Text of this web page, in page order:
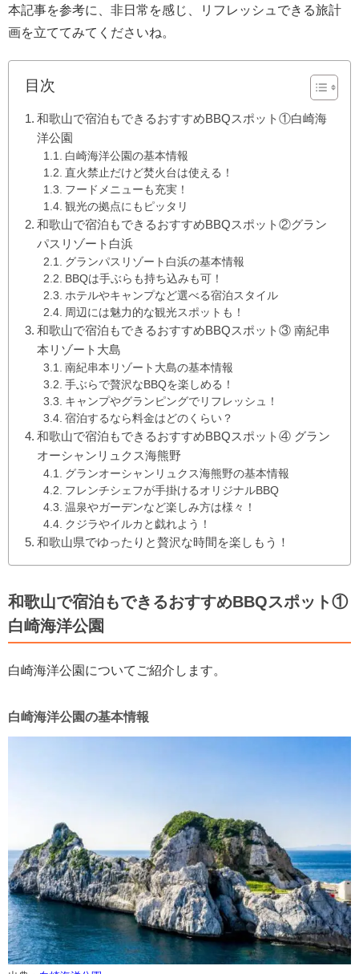
本記事を参考に、非日常を感じ、リフレッシュできる旅計
画を立ててみてくださいね。
目次
和歌山で宿泊もできるおすすめBBQスポット①白崎海
洋公園
白崎海洋公園の基本情報
直火禁止だけど焚火台は使える！
フードメニューも充実！
観光の拠点にもピッタリ
和歌山で宿泊もできるおすすめBBQスポット②グラン
パスリゾート白浜
グランパスリゾート白浜の基本情報
BBQは手ぶらも持ち込みも可！
ホテルやキャンプなど選べる宿泊スタイル
周辺には魅力的な観光スポットも！
和歌山で宿泊もできるおすすめBBQスポット③ 南紀串
本リゾート大島
南紀串本リゾート大島の基本情報
手ぶらで贅沢なBBQを楽しめる！
キャンプやグランピングでリフレッシュ！
宿泊するなら料金はどのくらい？
和歌山で宿泊もできるおすすめBBQスポット④ グラン
オーシャンリュクス海熊野
グランオーシャンリュクス海熊野の基本情報
フレンチシェフが手掛けるオリジナルBBQ
温泉やガーデンなど楽しみ方は様々！
クジラやイルカと戯れよう！
和歌山県でゆったりと贅沢な時間を楽しもう！
和歌山で宿泊もできるおすすめBBQスポット①
白崎海洋公園
白崎海洋公園についてご紹介します。
白崎海洋公園の基本情報